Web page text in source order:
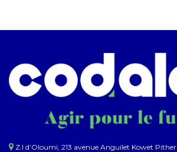
Z.I d’Oloumi, 213 avenue Anguilet Kowet Pither​